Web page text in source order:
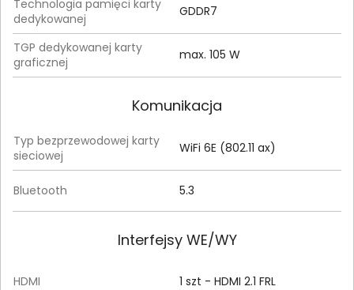
Technologia pamięci karty
dedykowanej
GDDR7
TGP dedykowanej karty
graficznej
max. 105 W
Komunikacja
Typ bezprzewodowej karty
sieciowej
WiFi 6E (802.11 ax)
Bluetooth 5.3
Interfejsy WE/WY
HDMI 1 szt - HDMI 2.1 FRL